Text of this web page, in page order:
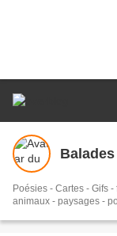
Poésies - Cartes - Gifs
animaux - paysages -